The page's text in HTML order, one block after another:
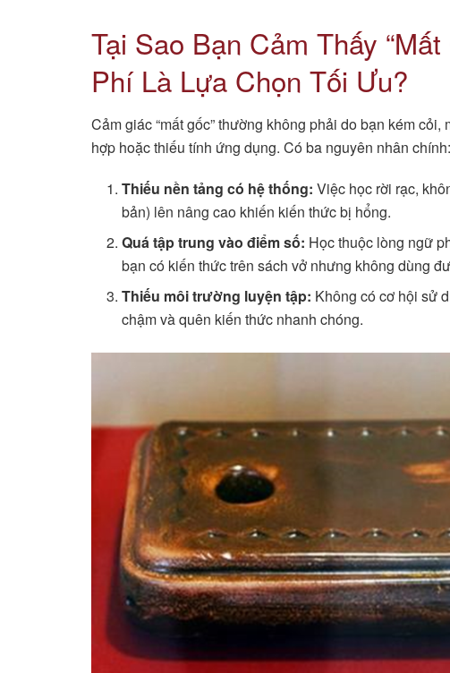
Tại Sao Bạn Cảm Thấy
Phí Là Lựa Chọn Tối Ưu?
Cảm giác “mất gốc” thường không phải do bạn kém
hợp hoặc thiếu tính ứng dụng. Có ba nguyên nhân chính:
Thiếu nền tảng có hệ thống: Việc học rời rạc,
bản) lên nâng cao khiến kiến thức bị hổng.
Quá tập trung vào điểm số: Học thuộc lòng ngữ
bạn có kiến thức trên sách vở nhưng không dùng
Thiếu môi trường luyện tập: Không có cơ hội sử
chậm và quên kiến thức nhanh chóng.